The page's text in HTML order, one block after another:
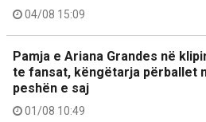
04/08 15:09
Pamja e Ariana Grandes në
te fansat, këngëtarja përballet
peshën e saj
01/08 10:49